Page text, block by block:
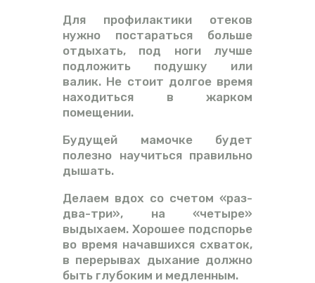
Для профилактики отеков
нужно постараться больше
отдыхать, под ноги лучше
подложить подушку или
валик. Не стоит долгое время
находиться в жарком
помещении.
Будущей мамочке будет
полезно научиться правильно
дышать.
Делаем вдох со счетом «раз-
два-три», на «четыре»
выдыхаем. Хорошее подспорье
во время начавшихся схваток,
в перерывах дыхание должно
быть глубоким и медленным.